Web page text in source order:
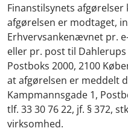
Finanstilsynets
afgørelsen er modtaget,
Erhvervsankenævnet pr.
eller pr. post til Dahlerups
Postboks 2000, 2100
at afgørelsen er meddelt
Kampmannsgade 1,
tlf. 33 30 76 22, jf. § 372,
virksomhed.